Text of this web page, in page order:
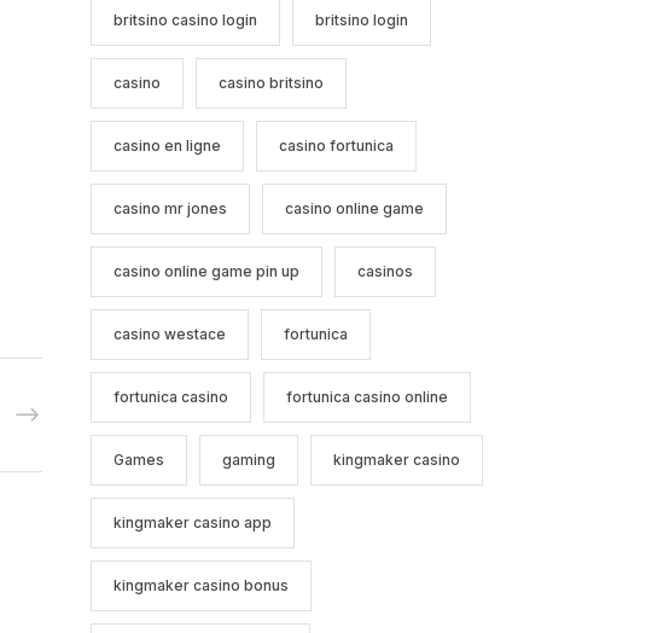
britsino casino login britsino login
casino casino britsino
casino en ligne casino fortunica
casino mr jones casino online game
casino online game pin up casinos
casino westace fortunica
fortunica casino fortunica casino online
Games gaming kingmaker casino
kingmaker casino app
kingmaker casino bonus